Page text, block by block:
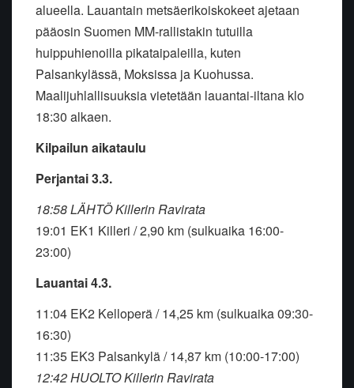
alueella. Lauantain metsäerikoiskokeet ajetaan
pääosin Suomen MM-rallistakin tutuilla
huippuhienoilla pikataipaleilla, kuten
Palsankylässä, Moksissa ja Kuohussa.
Maalijuhlallisuuksia vietetään lauantai-iltana klo
18:30 alkaen.
Kilpailun aikataulu
Perjantai 3.3.
18:58 LÄHTÖ Killerin Ravirata
19:01 EK1 Killeri / 2,90 km (sulkuaika 16:00-
23:00)
Lauantai 4.3.
11:04 EK2 Kelloperä / 14,25 km (sulkuaika 09:30-
16:30)
11:35 EK3 Palsankylä / 14,87 km (10:00-17:00)
12:42 HUOLTO Killerin Ravirata